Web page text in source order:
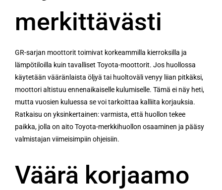
merkittävästi
GR-sarjan moottorit toimivat korkeammilla kierroksilla ja
lämpötiloilla kuin tavalliset Toyota-moottorit. Jos huollossa
käytetään vääränlaista öljyä tai huoltoväli venyy liian pitkäksi,
moottori altistuu ennenaikaiselle kulumiselle. Tämä ei näy heti,
mutta vuosien kuluessa se voi tarkoittaa kalliita korjauksia.
Ratkaisu on yksinkertainen: varmista, että huollon tekee
paikka, jolla on aito Toyota-merkkihuollon osaaminen ja pääsy
valmistajan viimeisimpiin ohjeisiin.
Väärä korjaamo